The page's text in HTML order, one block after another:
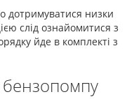
дотримуватися низки
слід ознайомитися з
йде в комплекті з